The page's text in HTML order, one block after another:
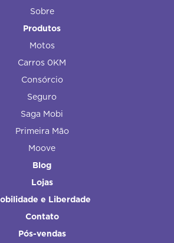
Sobre
Produtos
Motos
Carros 0KM
Consórcio
Seguro
Saga Mobi
Primeira Mão
Moove
Blog
Lojas
e Liberdade
Contato
Pós-vendas